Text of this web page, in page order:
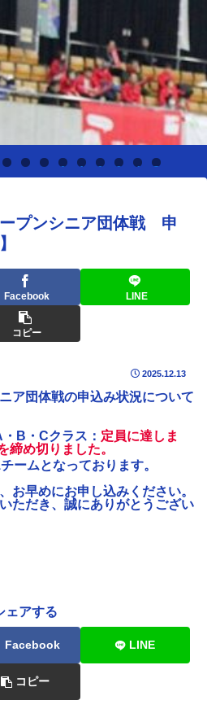
0 1 2 3 4 5
ープンシニア団体戦 申
Facebook LINE
コピー
2025.12.13
ア団体戦の申込み状況について
B・Cクラス ： 定員に達しま
締め切りました。
チームとなっております。
お早めにお申し込みください。
ただき、誠にありがとうござい
ェアする
Facebook LINE
コピー